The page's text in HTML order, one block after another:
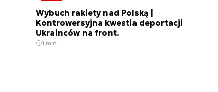
Wybuch rakiety nad Polską |
Kontrowersyjna kwestia deportacji
Ukrainców na front.
1 min.